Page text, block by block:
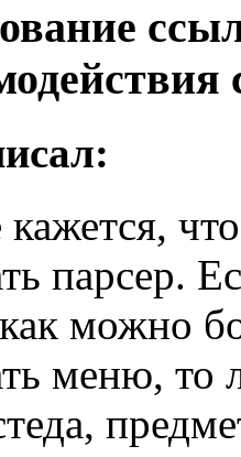
парсер.
можно
меню,